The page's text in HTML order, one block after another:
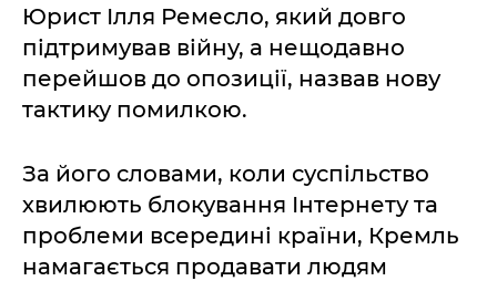
Юрист Ілля Ремесло, який довго
підтримував війну, а нещодавно
перейшов до опозиції, назвав нову
тактику помилкою.
За його словами, коли суспільство
хвилюють блокування Інтернету та
проблеми всередині країни, Кремль
намагається продавати людям